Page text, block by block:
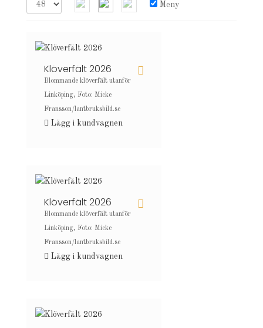
Meny
Klöverfält 2026
Blommande klöverfält utanför
Linköping, Foto: Micke
Fransson/lantbruksbild.se
Lägg i kundvagnen
Klöverfält 2026
Blommande klöverfält utanför
Linköping, Foto: Micke
Fransson/lantbruksbild.se
Lägg i kundvagnen